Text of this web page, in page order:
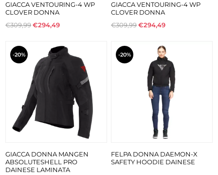
GIACCA VENTOURING-4 WP
CLOVER DONNA
€309,99€294,49
GIACCA VENTOURING-4 WP
CLOVER DONNA
€309,99€294,49
-20%
GIACCA DONNA MANGEN
ABSOLUTESHELL PRO
DAINESE LAMINATA
-20%
FELPA DONNA DAEMON-X
SAFETY HOODIE DAINESE